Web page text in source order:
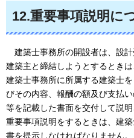
12.重要事項説明に
建築士事務所の開設者は、設
建築主と締結しようとするとき
建築士事務所に所属する建築士
びその内容、報酬の額及び支払
等を記載した書面を交付して説
重要事項説明をするときは、建
書を提示しなければなりません。